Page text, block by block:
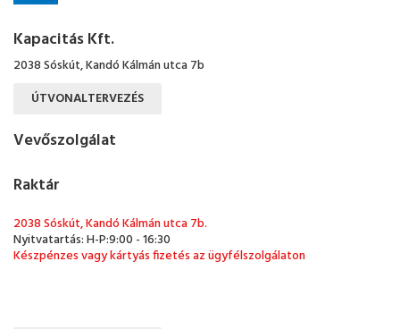
Kapacitás Kft.
2038 Sóskút, Kandó Kálmán utca 7b
ÚTVONALTERVEZÉS
Vevőszolgálat
Raktár
2038 Sóskút, Kandó Kálmán utca 7b.
Nyitvatartás: H-P:9:00 - 16:30
Készpénzes vagy kártyás fizetés az ügyfélszolgálaton